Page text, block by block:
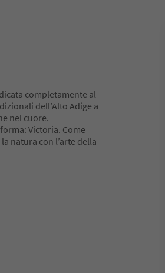
completamente al
dell’Alto Adige a
nel cuore.
Victoria. Come
natura con l’arte della